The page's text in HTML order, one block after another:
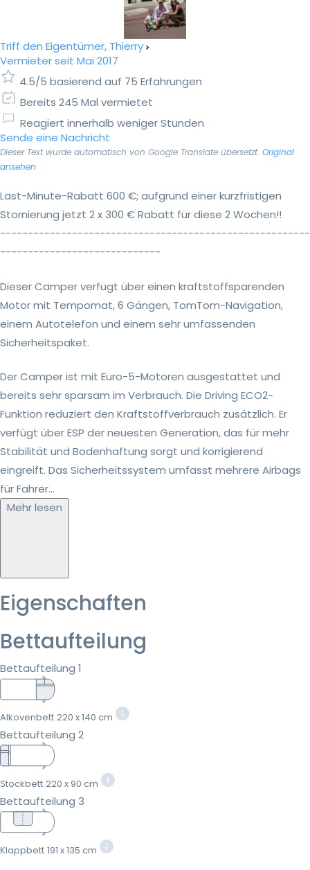
Triff den Eigentümer, Thierry
Vermieter seit Mai 2017
4.5/5 basierend auf 75 Erfahrungen
Bereits 245 Mal vermietet
Reagiert innerhalb weniger Stunden
Sende eine Nachricht
Dieser Text wurde automatisch von Google Translate übersetzt. Original
ansehen
Last-Minute-Rabatt 600 €; aufgrund einer kurzfristigen
Stornierung jetzt 2 x 300 € Rabatt für diese 2 Wochen!!
--------------------------------------------------------
-----------------------------
Dieser Camper verfügt über einen kraftstoffsparenden
Motor mit Tempomat, 6 Gängen, TomTom-Navigation,
einem Autotelefon und einem sehr umfassenden
Sicherheitspaket.
Der Camper ist mit Euro-5-Motoren ausgestattet und
bereits sehr sparsam im Verbrauch. Die Driving ECO2-
Funktion reduziert den Kraftstoffverbrauch zusätzlich. Er
verfügt über ESP der neuesten Generation, das für mehr
Stabilität und Bodenhaftung sorgt und korrigierend
eingreift. Das Sicherheitssystem umfasst mehrere Airbags
für Fahrer...
Mehr lesen
Eigenschaften
Bettaufteilung
Bettaufteilung 1
Alkovenbett 220 x 140 cm
Bettaufteilung 2
Stockbett 220 x 90 cm
Bettaufteilung 3
Klappbett 191 x 135 cm